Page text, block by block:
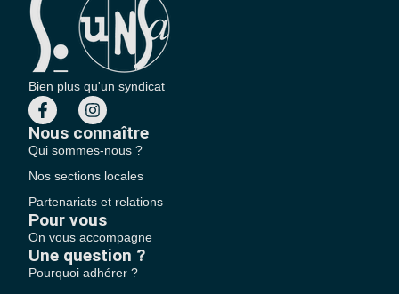
Bien plus qu'un syndicat
Nous connaître
Qui sommes-nous ?
Nos sections locales
Partenariats et relations
Pour vous
On vous accompagne
Une question ?
Pourquoi adhérer ?